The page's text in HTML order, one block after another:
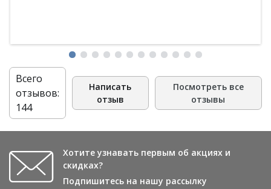
Всего
отзывов:
144
Написать
отзыв
Посмотреть все
отзывы
Хотите узнавать первым об акциях и
скидках?
Подпишитесь на нашу рассылку